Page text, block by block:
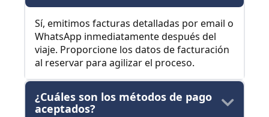
Sí, emitimos facturas detalladas por email o
WhatsApp inmediatamente después del
viaje. Proporcione los datos de facturación
al reservar para agilizar el proceso.
¿Cuáles son los métodos de pago
aceptados?